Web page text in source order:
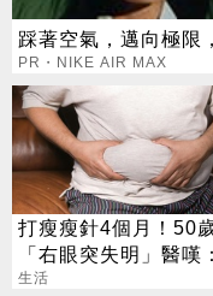
踩著空氣，邁向極限
PR・NIKE AIR MAX
打瘦瘦針4個月！50
「右眼突失明」醫嘆
法恢復
生活